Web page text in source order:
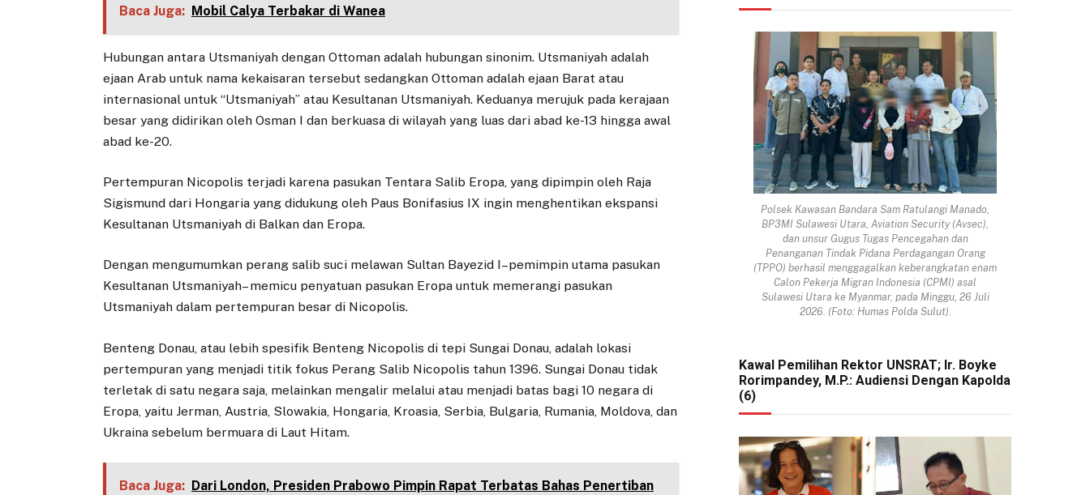
Baca Juga: Mobil Calya Terbakar di Wanea
Hubungan antara Utsmaniyah dengan Ottoman adalah hubungan sinonim. Utsmaniyah adalah
ejaan Arab untuk nama kekaisaran tersebut sedangkan Ottoman adalah ejaan Barat atau
internasional untuk “Utsmaniyah” atau Kesultanan Utsmaniyah. Keduanya merujuk pada kerajaan
besar yang didirikan oleh Osman I dan berkuasa di wilayah yang luas dari abad ke-13 hingga awal
abad ke-20.
Pertempuran Nicopolis terjadi karena pasukan Tentara Salib Eropa, yang dipimpin oleh Raja
Sigismund dari Hongaria yang didukung oleh Paus Bonifasius IX ingin menghentikan ekspansi
Kesultanan Utsmaniyah di Balkan dan Eropa.
Dengan mengumumkan perang salib suci melawan Sultan Bayezid I–pemimpin utama pasukan
Kesultanan Utsmaniyah– memicu penyatuan pasukan Eropa untuk memerangi pasukan
Utsmaniyah dalam pertempuran besar di Nicopolis.
Benteng Donau, atau lebih spesifik Benteng Nicopolis di tepi Sungai Donau, adalah lokasi
pertempuran yang menjadi titik fokus Perang Salib Nicopolis tahun 1396. Sungai Donau tidak
terletak di satu negara saja, melainkan mengalir melalui atau menjadi batas bagi 10 negara di
Eropa, yaitu Jerman, Austria, Slowakia, Hongaria, Kroasia, Serbia, Bulgaria, Rumania, Moldova, dan
Ukraina sebelum bermuara di Laut Hitam.
Baca Juga: Dari London, Presiden Prabowo Pimpin Rapat Terbatas Bahas Penertiban
Polsek Kawasan Bandara Sam Ratulangi Manado,
BP3MI Sulawesi Utara, Aviation Security (Avsec),
dan unsur Gugus Tugas Pencegahan dan
Penanganan Tindak Pidana Perdagangan Orang
(TPPO) berhasil menggagalkan keberangkatan enam
Calon Pekerja Migran Indonesia (CPMI) asal
Sulawesi Utara ke Myanmar, pada Minggu, 26 Juli
2026. (Foto: Humas Polda Sulut).
Kawal Pemilihan Rektor UNSRAT; Ir. Boyke
Rorimpandey, M.P.: Audiensi Dengan Kapolda
(6)